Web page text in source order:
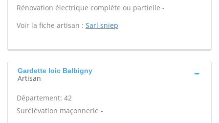
Rénovation électrique complète ou partielle -
Voir la fiche artisan : Sarl sniep
Gardette loic Balbigny
Artisan
Département: 42
Surélévation maçonnerie -